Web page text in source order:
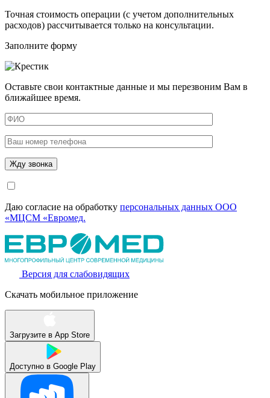
Точная стоимость операции (с учетом дополнительных
расходов) рассчитывается только на консультации.
Заполните форму
Оставьте свои контактные данные и мы перезвоним Вам в
ближайшее время.
Даю согласие на обработку персональных данных ООО
«МЦСМ «Евромед.
Версия для слабовидящих
Скачать мобильное приложение
Загрузите в App Store
Доступно в Google Play